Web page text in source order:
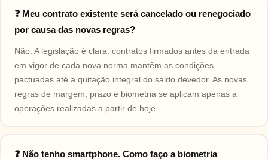
❓ Meu contrato existente será cancelado ou renegociado
por causa das novas regras?
Não. A legislação é clara: contratos firmados antes da entrada
em vigor de cada nova norma mantêm as condições
pactuadas até a quitação integral do saldo devedor. As novas
regras de margem, prazo e biometria se aplicam apenas a
operações realizadas a partir de hoje.
❓ Não tenho smartphone. Como faço a biometria